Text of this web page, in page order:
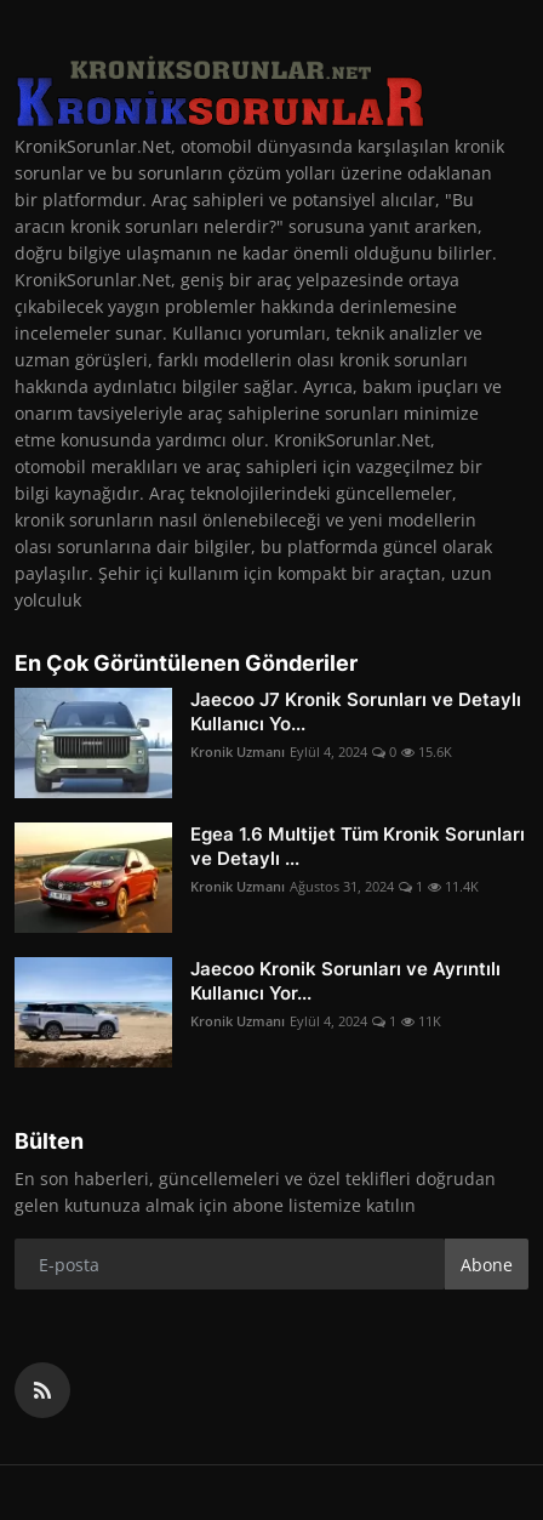
KronikSorunlar.Net, otomobil dünyasında karşılaşılan kronik
sorunlar ve bu sorunların çözüm yolları üzerine odaklanan
bir platformdur. Araç sahipleri ve potansiyel alıcılar, "Bu
aracın kronik sorunları nelerdir?" sorusuna yanıt ararken,
doğru bilgiye ulaşmanın ne kadar önemli olduğunu bilirler.
KronikSorunlar.Net, geniş bir araç yelpazesinde ortaya
çıkabilecek yaygın problemler hakkında derinlemesine
incelemeler sunar. Kullanıcı yorumları, teknik analizler ve
uzman görüşleri, farklı modellerin olası kronik sorunları
hakkında aydınlatıcı bilgiler sağlar. Ayrıca, bakım ipuçları ve
onarım tavsiyeleriyle araç sahiplerine sorunları minimize
etme konusunda yardımcı olur. KronikSorunlar.Net,
otomobil meraklıları ve araç sahipleri için vazgeçilmez bir
bilgi kaynağıdır. Araç teknolojilerindeki güncellemeler,
kronik sorunların nasıl önlenebileceği ve yeni modellerin
olası sorunlarına dair bilgiler, bu platformda güncel olarak
paylaşılır. Şehir içi kullanım için kompakt bir araçtan, uzun
yolculuk
En Çok Görüntülenen Gönderiler
Jaecoo J7 Kronik Sorunları ve Detaylı
Kullanıcı Yo...
Kronik Uzmanı Eylül 4, 2024 0 15.6K
Egea 1.6 Multijet Tüm Kronik Sorunları
ve Detaylı ...
Kronik Uzmanı Ağustos 31, 2024 1 11.4K
Jaecoo Kronik Sorunları ve Ayrıntılı
Kullanıcı Yor...
Kronik Uzmanı Eylül 4, 2024 1 11K
Bülten
En son haberleri, güncellemeleri ve özel teklifleri doğrudan
gelen kutunuza almak için abone listemize katılın
Abone